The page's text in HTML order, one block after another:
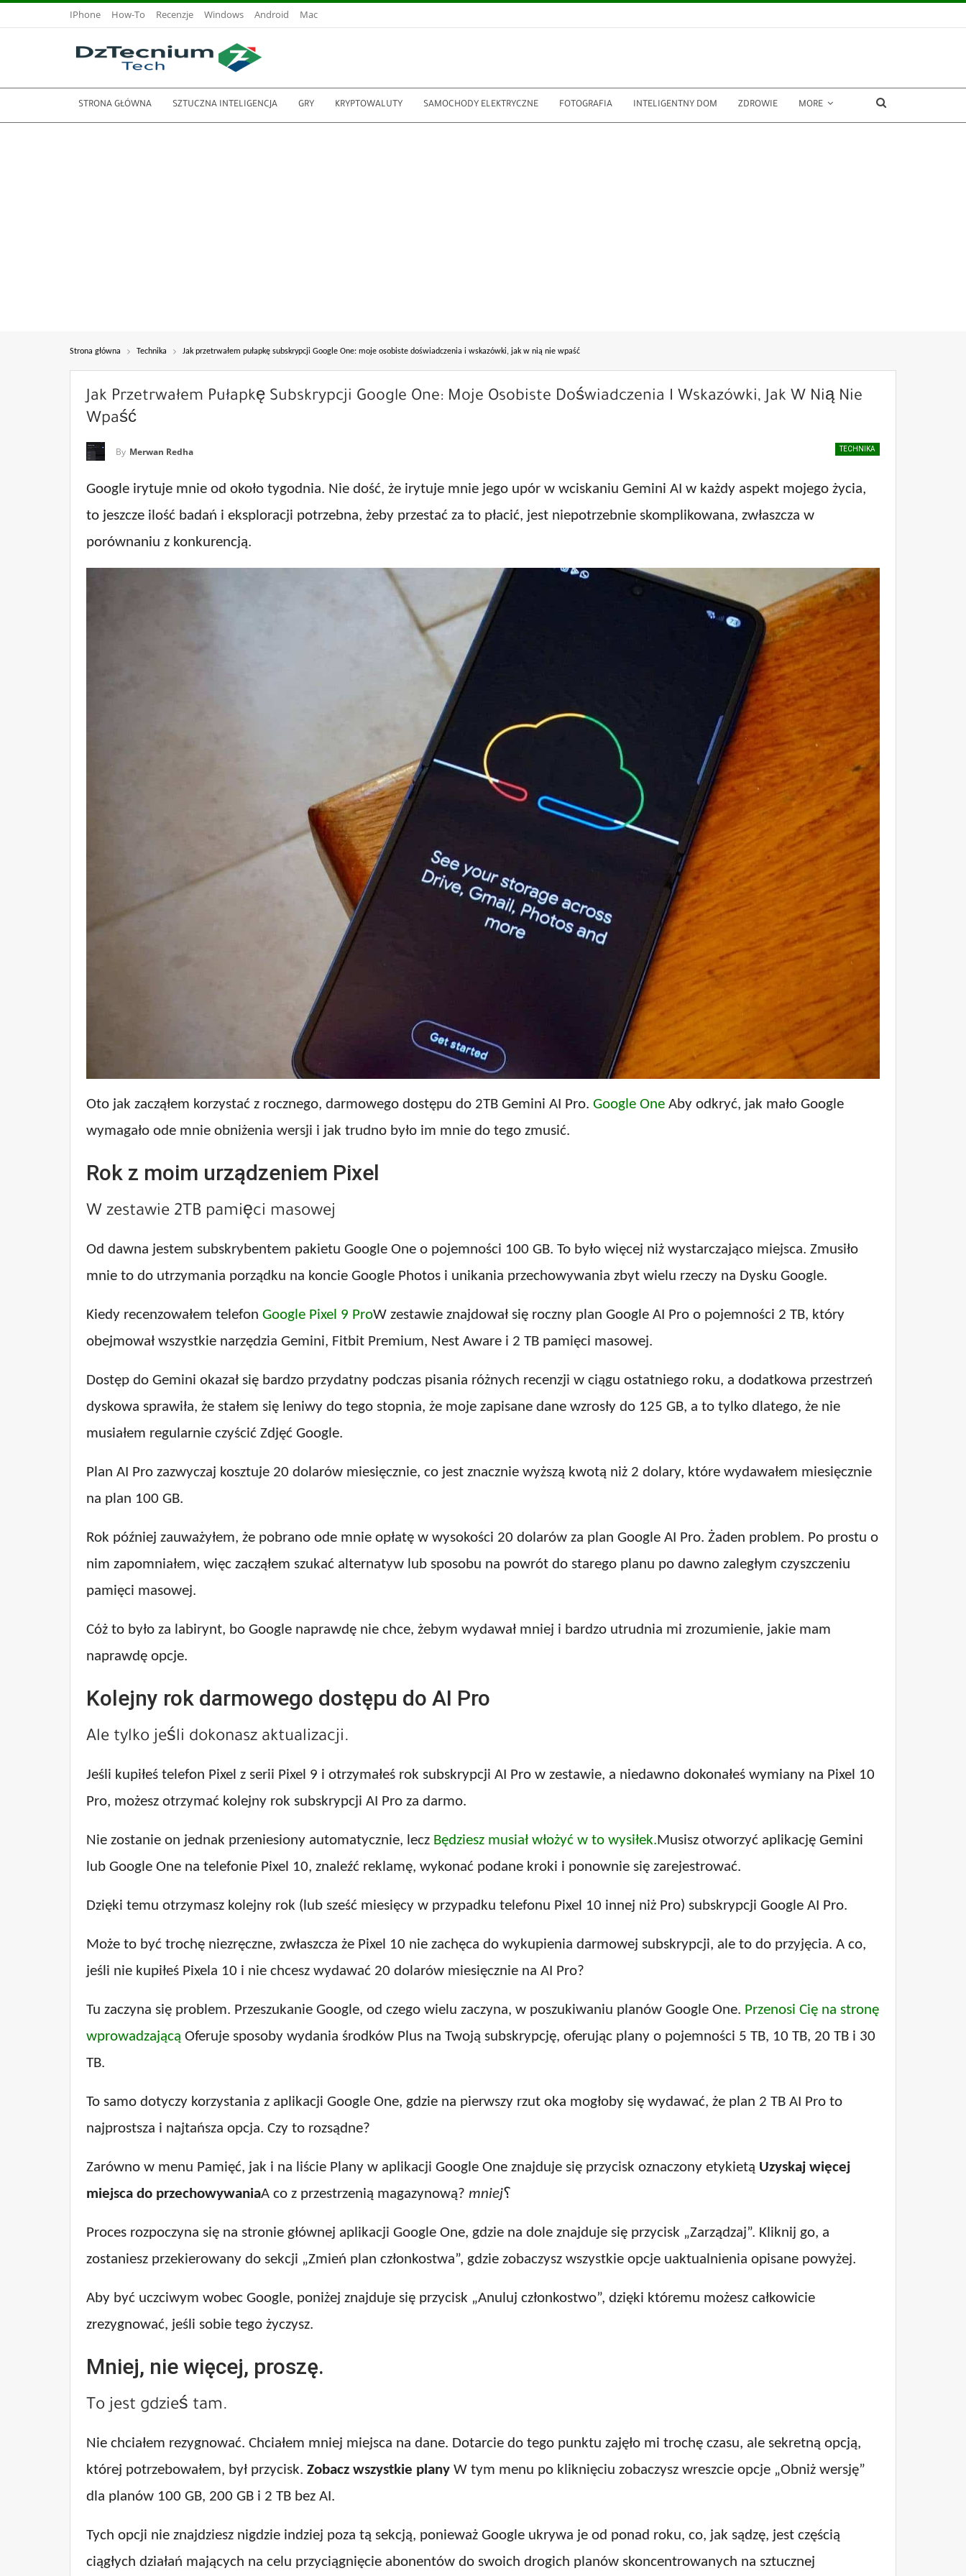
IPhone How-To Recenzje Windows Android Mac
STRONA GŁÓWNA SZTUCZNA INTELIGENCJA GRY KRYPTOWALUTY SAMOCHODY ELEKTRYCZNE FOTOGRAFIA INTELIGENTNY DOM ZDROWIE MORE
Strona główna Technika Jak przetrwałem pułapkę subskrypcji Google One: moje osobiste doświadczenia i wskazówki, jak w nią nie wpaść
Jak Przetrwałem Pułapkę Subskrypcji Google One: Moje Osobiste Doświadczenia I Wskazówki, Jak W Nią Nie
Wpaść
TECHNIKA
By Merwan Redha
Google irytuje mnie od około tygodnia. Nie dość, że irytuje mnie jego upór w wciskaniu Gemini AI w każdy aspekt mojego życia,
to jeszcze ilość badań i eksploracji potrzebna, żeby przestać za to płacić, jest niepotrzebnie skomplikowana, zwłaszcza w
porównaniu z konkurencją.
Oto jak zacząłem korzystać z rocznego, darmowego dostępu do 2TB Gemini AI Pro. Google One Aby odkryć, jak mało Google
wymagało ode mnie obniżenia wersji i jak trudno było im mnie do tego zmusić.
Rok z moim urządzeniem Pixel
W zestawie 2TB pamięci masowej
Od dawna jestem subskrybentem pakietu Google One o pojemności 100 GB. To było więcej niż wystarczająco miejsca. Zmusiło
mnie to do utrzymania porządku na koncie Google Photos i unikania przechowywania zbyt wielu rzeczy na Dysku Google.
Kiedy recenzowałem telefon Google Pixel 9 ProW zestawie znajdował się roczny plan Google AI Pro o pojemności 2 TB, który
obejmował wszystkie narzędzia Gemini, Fitbit Premium, Nest Aware i 2 TB pamięci masowej.
Dostęp do Gemini okazał się bardzo przydatny podczas pisania różnych recenzji w ciągu ostatniego roku, a dodatkowa przestrzeń
dyskowa sprawiła, że ​​stałem się leniwy do tego stopnia, że ​​moje zapisane dane wzrosły do ​​125 GB, a to tylko dlatego, że nie
musiałem regularnie czyścić Zdjęć Google.
Plan AI Pro zazwyczaj kosztuje 20 dolarów miesięcznie, co jest znacznie wyższą kwotą niż 2 dolary, które wydawałem miesięcznie
na plan 100 GB.
Rok później zauważyłem, że pobrano ode mnie opłatę w wysokości 20 dolarów za plan Google AI Pro. Żaden problem. Po prostu o
nim zapomniałem, więc zacząłem szukać alternatyw lub sposobu na powrót do starego planu po dawno zaległym czyszczeniu
pamięci masowej.
Cóż to było za labirynt, bo Google naprawdę nie chce, żebym wydawał mniej i bardzo utrudnia mi zrozumienie, jakie mam
naprawdę opcje.
Kolejny rok darmowego dostępu do AI Pro
Ale tylko jeśli dokonasz aktualizacji.
Jeśli kupiłeś telefon Pixel z serii Pixel 9 i otrzymałeś rok subskrypcji AI Pro w zestawie, a niedawno dokonałeś wymiany na Pixel 10
Pro, możesz otrzymać kolejny rok subskrypcji AI Pro za darmo.
Nie zostanie on jednak przeniesiony automatycznie, lecz Będziesz musiał włożyć w to wysiłek.Musisz otworzyć aplikację Gemini
lub Google One na telefonie Pixel 10, znaleźć reklamę, wykonać podane kroki i ponownie się zarejestrować.
Dzięki temu otrzymasz kolejny rok (lub sześć miesięcy w przypadku telefonu Pixel 10 innej niż Pro) subskrypcji Google AI Pro.
Może to być trochę niezręczne, zwłaszcza że Pixel 10 nie zachęca do wykupienia darmowej subskrypcji, ale to do przyjęcia. A co,
jeśli nie kupiłeś Pixela 10 i nie chcesz wydawać 20 dolarów miesięcznie na AI Pro?
Tu zaczyna się problem. Przeszukanie Google, od czego wielu zaczyna, w poszukiwaniu planów Google One. Przenosi Cię na stronę
wprowadzającą Oferuje sposoby wydania środków Plus na Twoją subskrypcję, oferując plany o pojemności 5 TB, 10 TB, 20 TB i 30
TB.
To samo dotyczy korzystania z aplikacji Google One, gdzie na pierwszy rzut oka mogłoby się wydawać, że plan 2 TB AI Pro to
najprostsza i najtańsza opcja. Czy to rozsądne?
Zarówno w menu Pamięć, jak i na liście Plany w aplikacji Google One znajduje się przycisk oznaczony etykietą Uzyskaj więcej
miejsca do przechowywaniaA co z przestrzenią magazynową? mniej؟
Proces rozpoczyna się na stronie głównej aplikacji Google One, gdzie na dole znajduje się przycisk „Zarządzaj”. Kliknij go, a
zostaniesz przekierowany do sekcji „Zmień plan członkostwa”, gdzie zobaczysz wszystkie opcje uaktualnienia opisane powyżej.
Aby być uczciwym wobec Google, poniżej znajduje się przycisk „Anuluj członkostwo”, dzięki któremu możesz całkowicie
zrezygnować, jeśli sobie tego życzysz.
Mniej, nie więcej, proszę.
To jest gdzieś tam.
Nie chciałem rezygnować. Chciałem mniej miejsca na dane. Dotarcie do tego punktu zajęło mi trochę czasu, ale sekretną opcją,
której potrzebowałem, był przycisk. Zobacz wszystkie plany W tym menu po kliknięciu zobaczysz wreszcie opcje „Obniż wersję”
dla planów 100 GB, 200 GB i 2 TB bez AI.
Tych opcji nie znajdziesz nigdzie indziej poza tą sekcją, ponieważ Google ukrywa je od ponad roku, co, jak sądzę, jest częścią
ciągłych działań mających na celu przyciągnięcie abonentów do swoich drogich planów skoncentrowanych na sztucznej